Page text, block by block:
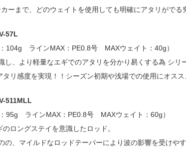
ーまで、どのウェイトを使用しても明確にアタリがで
57L
104g ラインMAX：PE0.8号 MAXウェイト：40g）
、より軽量なエギでのアタリを分かり易くする為 シリ
リ感度を実現！！シーズン初期や浅場での使用にオスス
511MLL
95g ラインMAX：PE0.8号 MAXウェイト：60g）
ロングステイを意識したロッド。
、マイルドなロッドテーパーにより波の影響を受けや